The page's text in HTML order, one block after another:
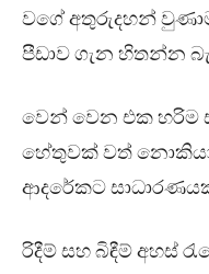
වගේ අතුරුදහන්
පීඩාව ගැන හිතන්න
වෙන් වෙන එක හරිම
හේතුවක් වත්
ආදරේකට
රිදීම් සහ බිඳීම් අහස්